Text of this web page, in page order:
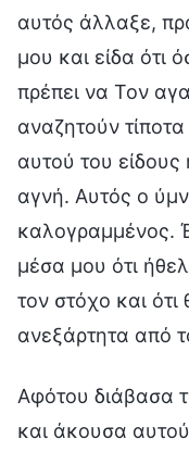
αυτός άλλαξε,
μου και είδα ότι
πρέπει να Τον
αναζητούν
αυτού του είδους
αγνή. Αυτός ο
καλογραμμένος.
μέσα μου ότι
τον στόχο και
ανεξάρτητα από
Αφότου διάβασα
και άκουσα